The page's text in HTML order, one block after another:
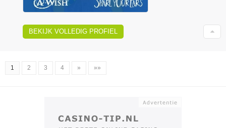
BEKIJK VOLLEDIG PROFIEL
1 2 3 4 » »»